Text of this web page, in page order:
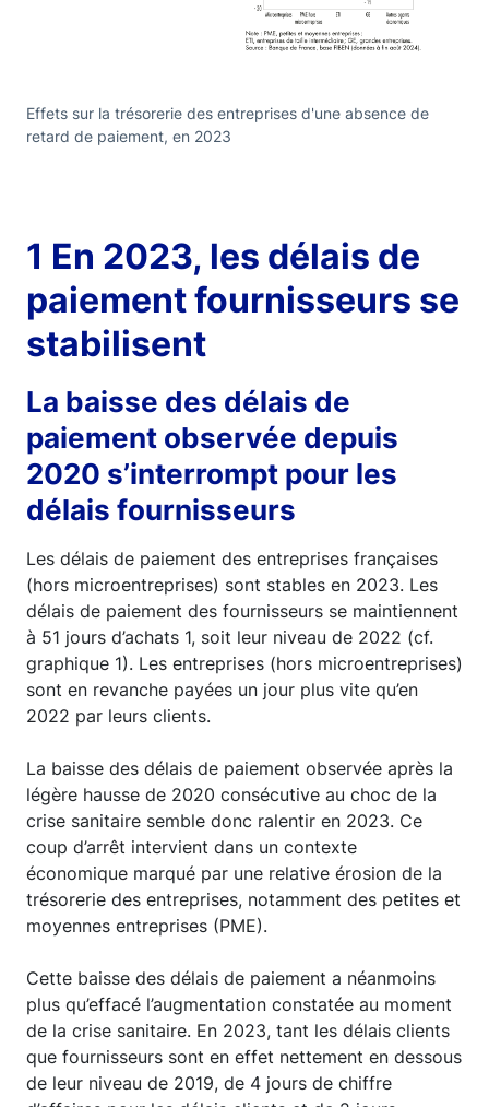
Effets sur la trésorerie des entreprises d'une absence de
retard de paiement, en 2023
1 En 2023, les délais de
paiement fournisseurs se
stabilisent
La baisse des délais de
paiement observée depuis
2020 s’interrompt pour les
délais fournisseurs
Les délais de paiement des entreprises françaises
(hors microentreprises) sont stables en 2023. Les
délais de paiement des fournisseurs se maintiennent
à 51 jours d’achats 1, soit leur niveau de 2022 (cf.
graphique 1). Les entreprises (hors microentreprises)
sont en revanche payées un jour plus vite qu’en
2022 par leurs clients.
La baisse des délais de paiement observée après la
légère hausse de 2020 consécutive au choc de la
crise sanitaire semble donc ralentir en 2023. Ce
coup d’arrêt intervient dans un contexte
économique marqué par une relative érosion de la
trésorerie des entreprises, notamment des petites et
moyennes entreprises (PME).
Cette baisse des délais de paiement a néanmoins
plus qu’effacé l’augmentation constatée au moment
de la crise sanitaire. En 2023, tant les délais clients
que fournisseurs sont en effet nettement en dessous
de leur niveau de 2019, de 4 jours de chiffre